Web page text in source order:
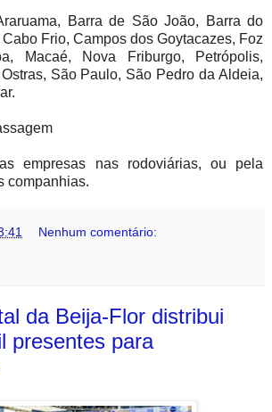
Barra de São João, Barra do
Frio, Campos dos Goytacazes, Foz
Macaé, Nova Friburgo, Petrópolis,
São Paulo, São Pedro da Aldeia,
empresas nas rodoviárias, ou pela
companhias.
Nenhum comentário:
da Beija-Flor distribui
presentes para